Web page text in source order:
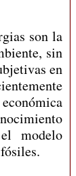
son la
sin
en
modelo